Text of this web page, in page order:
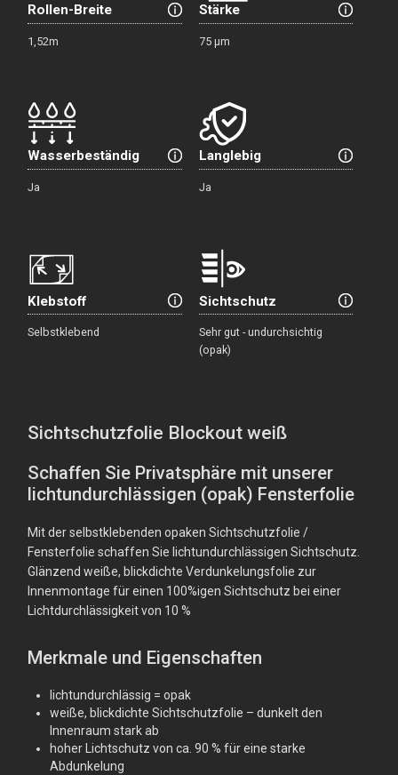
Rollen-Breite
1,52m
Stärke
75 μm
Wasserbeständig
Ja
Langlebig
Ja
Klebstoff
Selbstklebend
Sichtschutz
Sehr gut - undurchsichtig
(opak)
Sichtschutzfolie Blockout weiß
Schaffen Sie Privatsphäre mit unserer
lichtundurchlässigen (opak) Fensterfolie
Mit der selbstklebenden opaken Sichtschutzfolie /
Fensterfolie schaffen Sie lichtundurchlässigen Sichtschutz.
Glänzend weiße, blickdichte Verdunkelungsfolie zur
Innenmontage für einen 100%igen Sichtschutz bei einer
Lichtdurchlässigkeit von 10 %
Merkmale und Eigenschaften
lichtundurchlässig = opak
weiße, blickdichte Sichtschutzfolie – dunkelt den
Innenraum stark ab
hoher Lichtschutz von ca. 90 % für eine starke
Abdunkelung